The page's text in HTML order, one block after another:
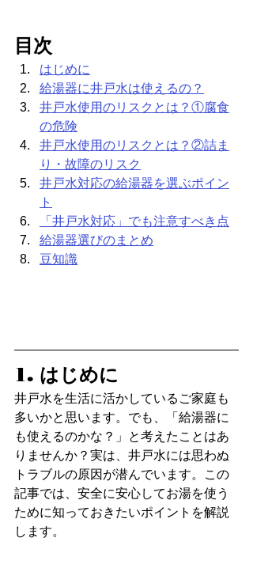
目次
はじめに
給湯器に井戸水は使えるの？
井戸水使用のリスクとは？①腐食
の危険
井戸水使用のリスクとは？②詰ま
り・故障のリスク
井戸水対応の給湯器を選ぶポイン
ト
「井戸水対応」でも注意すべき点
給湯器選びのまとめ
豆知識
1. はじめに
井戸水を生活に活かしているご家庭も
多いかと思います。でも、「給湯器に
も使えるのかな？」と考えたことはあ
りませんか？実は、井戸水には思わぬ
トラブルの原因が潜んでいます。この
記事では、安全に安心してお湯を使う
ために知っておきたいポイントを解説
します。